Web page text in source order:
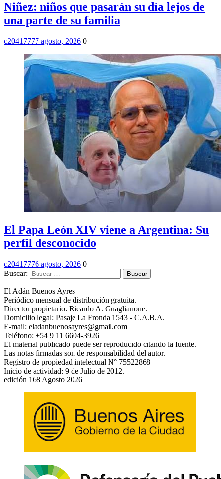
Niñez: niños que pasarán su día lejos de
una parte de su familia
c20417777 agosto, 2026 0
El Papa León XIV viene a Argentina: Su
perfil desconocido
c20417776 agosto, 2026 0
Buscar:
El Adán Buenos Ayres
Periódico mensual de distribución gratuita.
Director propietario: Ricardo A. Guaglianone.
Domicilio legal: Pasaje La Fronda 1543 - C.A.B.A.
E-mail: eladanbuenosayres@gmail.com
Teléfono: +54 9 11 6604-3926
El material publicado puede ser reproducido citando la fuente.
Las notas firmadas son de responsabilidad del autor.
Registro de propiedad intelectual N° 75522868
Inicio de actividad: 9 de Julio de 2012.
edición 168 Agosto 2026